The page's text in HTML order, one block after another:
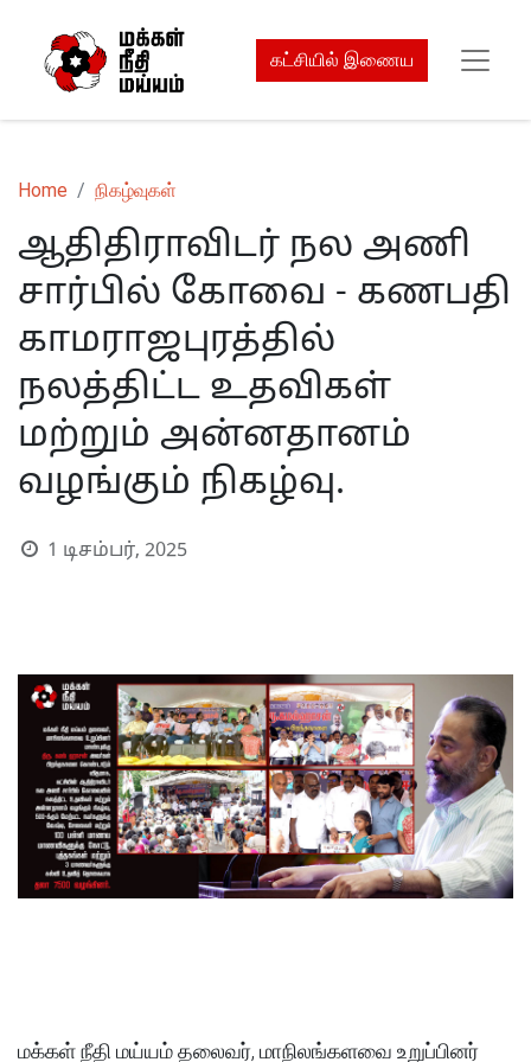
கட்சியில் இணைய
Home நிகழ்வுகள்
ஆதிதிராவிடர் நல அணி
சார்பில் கோவை - கணபதி
காமராஜபுரத்தில்
நலத்திட்ட உதவிகள்
மற்றும் அன்னதானம்
வழங்கும் நிகழ்வு.
1 டிசம்பர், 2025
மக்கள் நீதி மய்யம் தலைவர், மாநிலங்களவை உறுப்பினர்